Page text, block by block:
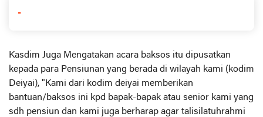
-
Kasdim Juga Mengatakan acara baksos itu dipusatkan
kepada para Pensiunan yang berada di wilayah kami (kodim
Deiyai), "Kami dari kodim deiyai memberikan
bantuan/baksos ini kpd bapak-bapak atau senior kami yang
sdh pensiun dan kami juga berharap agar talisilatuhrahmi